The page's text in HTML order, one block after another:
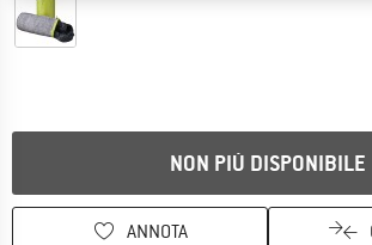
NON PIÙ DISPONIBILE
ANNOTA